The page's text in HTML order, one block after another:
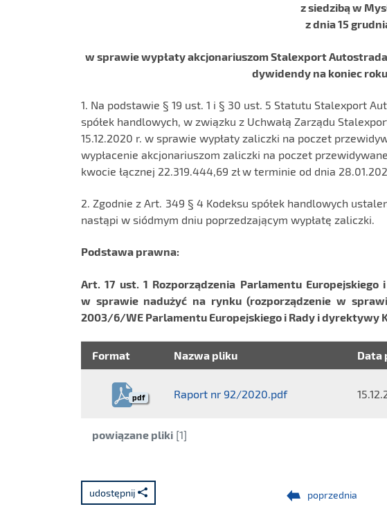
z siedzibą w
z dnia 15
w sprawie wypłaty akcjonariuszom Stalexport
dywidendy na koniec
1. Na podstawie § 19 ust. 1 i § 30 ust. 5 Statutu Stalexport
spółek handlowych, w związku z Uchwałą Zarządu
15.12.2020 r. w sprawie wypłaty zaliczki na poczet
wypłacenie akcjonariuszom zaliczki na poczet
kwocie łącznej 22.319.444,69 zł w terminie od dnia
2. Zgodnie z Art. 349 § 4 Kodeksu spółek handlowych
nastąpi w siódmym dniu poprzedzającym wypłatę zaliczki.
Podstawa prawna:
Art. 17 ust. 1 Rozporządzenia Parlamentu
w sprawie nadużyć na rynku (rozporządzenie w
2003/6/WE Parlamentu Europejskiego i Rady i dyrektywy
Kategoria:
powiązane pliki [1]
Format Nazwa pliku Data
pdf Raport nr 92/2020.pdf
udostępnij poprzednia